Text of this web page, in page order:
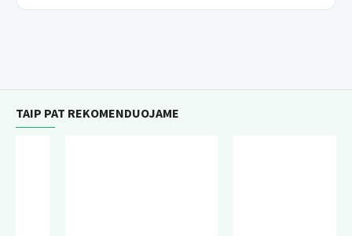
TAIP PAT REKOMENDUOJAME